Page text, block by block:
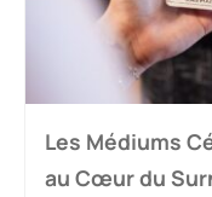
Les Médiums
au Cœur du